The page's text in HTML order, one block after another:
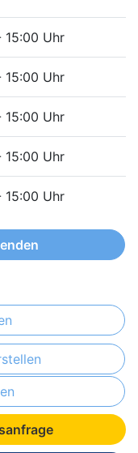
15:00 Uhr
15:00 Uhr
15:00 Uhr
15:00 Uhr
15:00 Uhr